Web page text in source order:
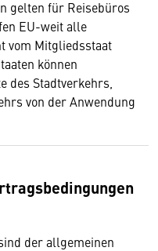
gelten für Reisebüros
EU-weit alle
vom Mitgliedsstaat
können
des Stadtverkehrs,
von der Anwendung
der allgemeinen